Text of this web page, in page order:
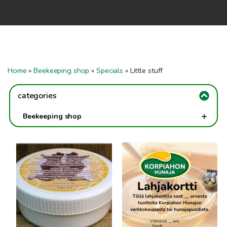
Contact us
FI
EN
To checkout
Home »Beekeeping shop »Specials » Little stuff
categories
Beekeeping shop +
Plasticpails & Bottlingtanks
Packaging
Cardboardbox
Specials -
Little stuff
Clothing
Books